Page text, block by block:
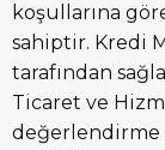
koşullarına
sahiptir. Kredi
tarafından
Ticaret ve
değerlendirme